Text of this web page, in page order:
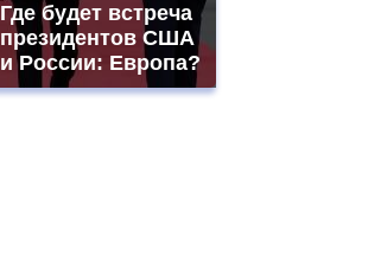
Где будет встреча
президентов США
и России: Европа?